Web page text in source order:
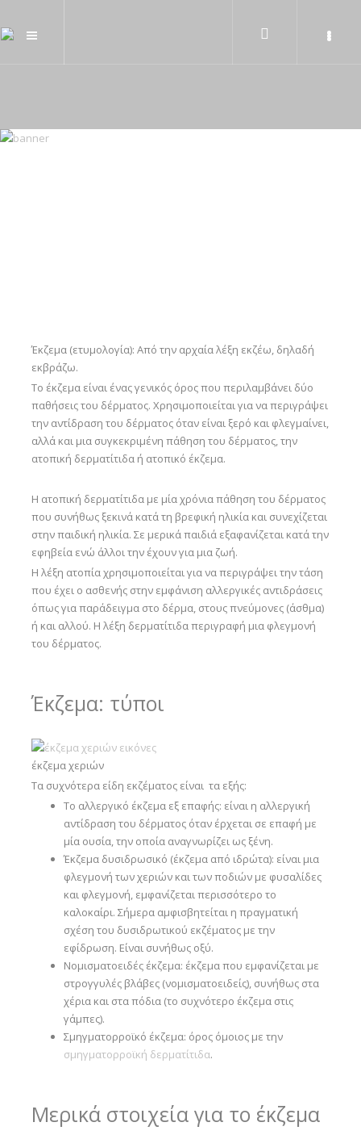
Έκζεμα (ετυμολογία): Από την αρχαία λέξη εκζέω, δηλαδή
εκβράζω.
Το έκζεμα είναι ένας γενικός όρος που περιλαμβάνει δύο
παθήσεις του δέρματος. Χρησιμοποιείται για να περιγράψει
την αντίδραση του δέρματος όταν είναι ξερό και φλεγμαίνει,
αλλά και μια συγκεκριμένη πάθηση του δέρματος, την
ατοπική δερματίτιδα ή ατοπικό έκζεμα.
Η ατοπική δερματίτιδα με μία χρόνια πάθηση του δέρματος
που συνήθως ξεκινά κατά τη βρεφική ηλικία και συνεχίζεται
στην παιδική ηλικία. Σε μερικά παιδιά εξαφανίζεται κατά την
εφηβεία ενώ άλλοι την έχουν για μια ζωή.
Η λέξη ατοπία χρησιμοποιείται για να περιγράψει την τάση
που έχει ο ασθενής στην εμφάνιση αλλεργικές αντιδράσεις
όπως για παράδειγμα στο δέρμα, στους πνεύμονες (άσθμα)
ή και αλλού. Η λέξη δερματίτιδα περιγραφή μια φλεγμονή
του δέρματος.
Έκζεμα: τύποι
έκζεμα χεριών
Τα συχνότερα είδη εκζέματος είναι τα εξής:
Το αλλεργικό έκζεμα εξ επαφής: είναι η αλλεργική
αντίδραση του δέρματος όταν έρχεται σε επαφή με
μία ουσία, την οποία αναγνωρίζει ως ξένη.
Έκζεμα δυσιδρωσικό (έκζεμα από ιδρώτα): είναι μια
φλεγμονή των χεριών και των ποδιών με φυσαλίδες
και φλεγμονή, εμφανίζεται περισσότερο το
καλοκαίρι. Σήμερα αμφισβητείται η πραγματική
σχέση του δυσιδρωτικού εκζέματος με την
εφίδρωση. Είναι συνήθως οξύ.
Νομισματοειδές έκζεμα: έκζεμα που εμφανίζεται με
στρογγυλές βλάβες (νομισματοειδείς), συνήθως στα
χέρια και στα πόδια (το συχνότερο έκζεμα στις
γάμπες).
Σμηγματορροϊκό έκζεμα: όρος όμοιος με την
σμηγματορροϊκή δερματίτιδα.
Μερικά στοιχεία για το έκζεμα